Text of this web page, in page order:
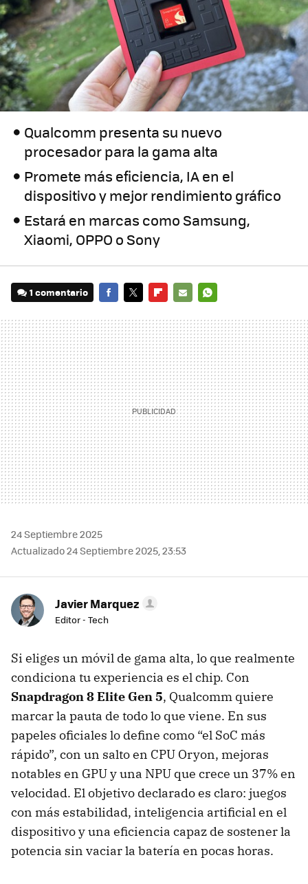
Qualcomm presenta su nuevo
procesador para la gama alta
Promete más eficiencia, IA en el
dispositivo y mejor rendimiento gráfico
Estará en marcas como Samsung,
Xiaomi, OPPO o Sony
1 comentario
MAIL
24 Septiembre 2025
Actualizado 24 Septiembre 2025, 23:53
Javier Marquez
Editor - Tech
Si eliges un móvil de gama alta, lo que realmente
condiciona tu experiencia es el chip. Con
Snapdragon 8 Elite Gen 5, Qualcomm quiere
marcar la pauta de todo lo que viene. En sus
papeles oficiales lo define como “el SoC más
rápido”, con un salto en CPU Oryon, mejoras
notables en GPU y una NPU que crece un 37% en
velocidad. El objetivo declarado es claro: juegos
con más estabilidad, inteligencia artificial en el
dispositivo y una eficiencia capaz de sostener la
potencia sin vaciar la batería en pocas horas.